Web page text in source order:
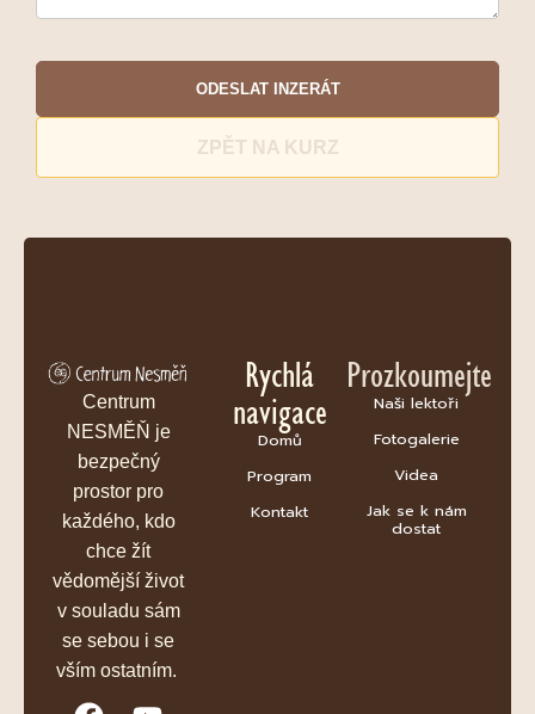
ODESLAT INZERÁT
ZPĚT NA KURZ
Centrum
NESMĚŇ je
bezpečný
prostor pro
každého, kdo
chce žít
vědomější život
v souladu sám
se sebou i se
vším ostatním.
Rychlá
navigace
Domů
Program
Kontakt
Prozkoumejte
Naši lektoři
Fotogalerie
Videa
Jak se k nám
dostat